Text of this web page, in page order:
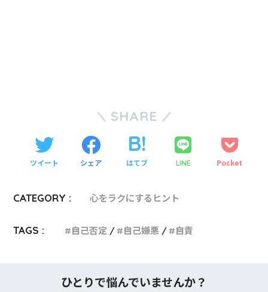
SHARE
ツイート シェア はてブ LINE Pocket
CATEGORY : 心をラクにするヒント
TAGS : 自己否定 自己嫌悪 自責
ひとりで悩んでいませんか？